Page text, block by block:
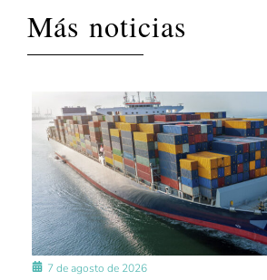
Más noticias
7 de agosto de 2026